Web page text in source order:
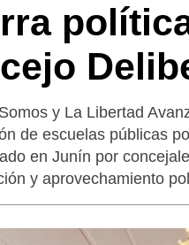
y La Libertad
de escuelas públicas
en Junín por
y aprovechamiento